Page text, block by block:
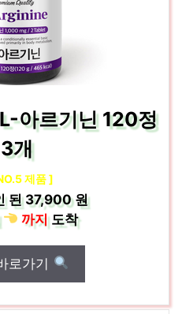
아르기닌 120정
3개
제품 ]
된37,900 원
까지도착
로가기